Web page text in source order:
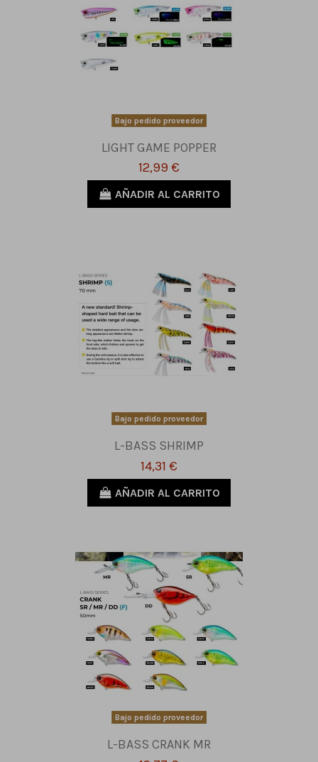
Bajo pedido proveedor
LIGHT GAME POPPER
12,99 €
AÑADIR AL CARRITO
Bajo pedido proveedor
L-BASS SHRIMP
14,31 €
AÑADIR AL CARRITO
Bajo pedido proveedor
L-BASS CRANK MR